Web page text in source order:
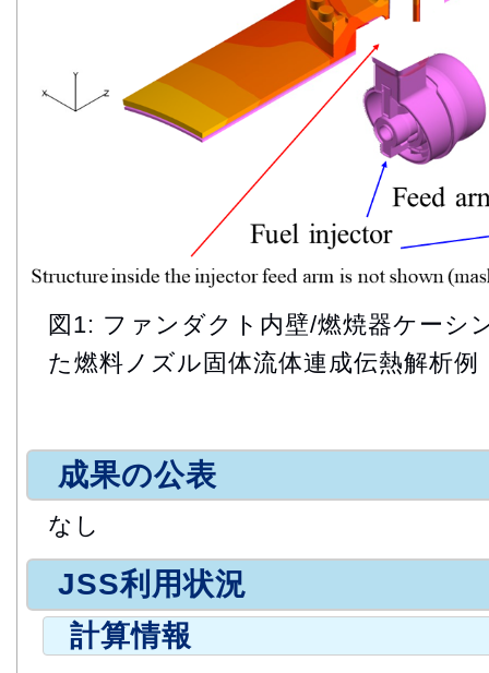
図1: ファンダクト内壁/燃焼器ケーシ
た燃料ノズル固体流体連成伝熱解析例
成果の公表
なし
JSS利用状況
計算情報